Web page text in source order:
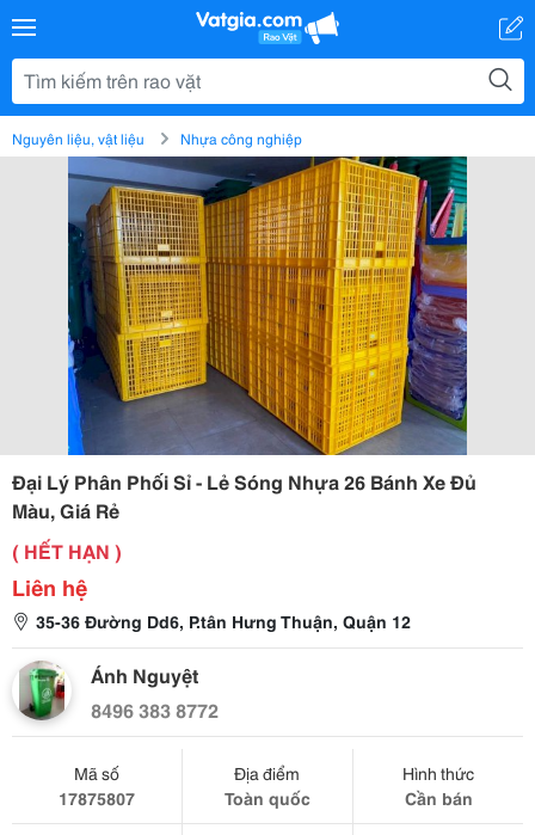
Nguyên liệu, vật liệu Nhựa công nghiệp
Đại Lý Phân Phối Sỉ - Lẻ Sóng Nhựa 26 Bánh Xe Đủ
Màu, Giá Rẻ
( HẾT HẠN )
Liên hệ
35-36 Đường Dd6, P.tân Hưng Thuận, Quận 12
Ánh Nguyệt
8496 383 8772
Mã số
17875807
Địa điểm
Toàn quốc
Hình thức
Cần bán